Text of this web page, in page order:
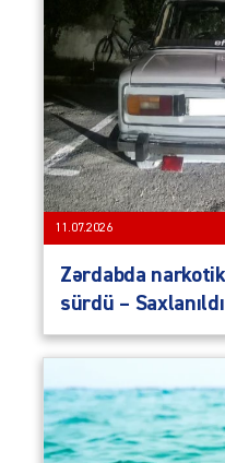
11.07.2026
Zərdabda
sürdü – Saxlanıldı